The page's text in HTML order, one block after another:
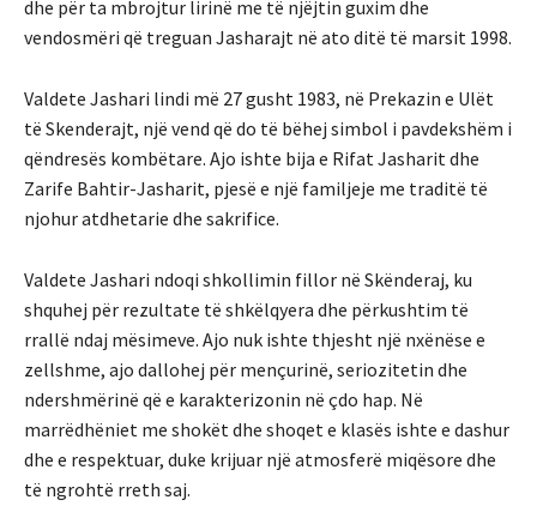
dhe për ta mbrojtur lirinë me të njëjtin guxim dhe
vendosmëri që treguan Jasharajt në ato ditë të marsit 1998.
Valdete Jashari lindi më 27 gusht 1983, në Prekazin e Ulët
të Skenderajt, një vend që do të bëhej simbol i pavdekshëm i
qëndresës kombëtare. Ajo ishte bija e Rifat Jasharit dhe
Zarife Bahtir-Jasharit, pjesë e një familjeje me traditë të
njohur atdhetarie dhe sakrifice.
Valdete Jashari ndoqi shkollimin fillor në Skënderaj, ku
shquhej për rezultate të shkëlqyera dhe përkushtim të
rrallë ndaj mësimeve. Ajo nuk ishte thjesht një nxënëse e
zellshme, ajo dallohej për mençurinë, seriozitetin dhe
ndershmërinë që e karakterizonin në çdo hap. Në
marrëdhëniet me shokët dhe shoqet e klasës ishte e dashur
dhe e respektuar, duke krijuar një atmosferë miqësore dhe
të ngrohtë rreth saj.